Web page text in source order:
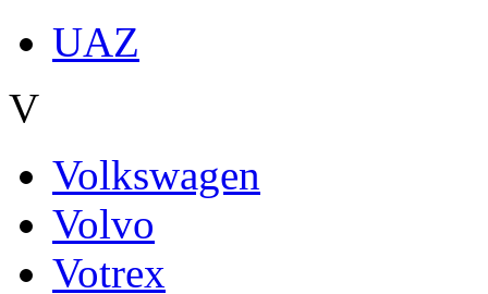
UAZ
V
Volkswagen
Volvo
Votrex